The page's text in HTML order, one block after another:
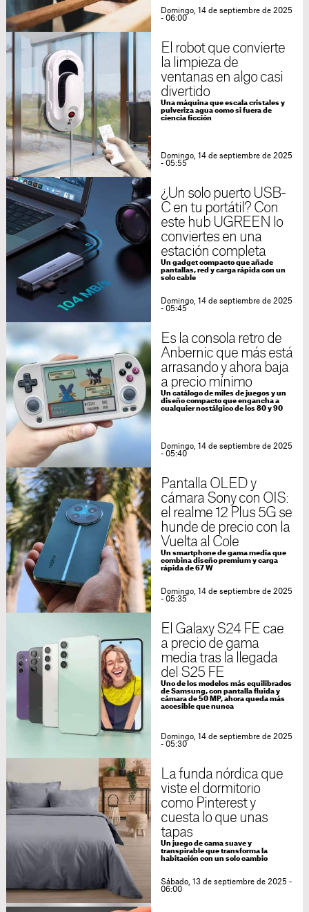
Domingo, 14 de septiembre de 2025
- 06:00
El robot que convierte
la limpieza de
ventanas en algo casi
divertido
Una máquina que escala cristales y
pulveriza agua como si fuera de
ciencia ficción
Domingo, 14 de septiembre de 2025
- 05:55
¿Un solo puerto USB-
C en tu portátil? Con
este hub UGREEN lo
conviertes en una
estación completa
Un gadget compacto que añade
pantallas, red y carga rápida con un
solo cable
Domingo, 14 de septiembre de 2025
- 05:45
Es la consola retro de
Anbernic que más está
arrasando y ahora baja
a precio mínimo
Un catálogo de miles de juegos y un
diseño compacto que engancha a
cualquier nostálgico de los 80 y 90
Domingo, 14 de septiembre de 2025
- 05:40
Pantalla OLED y
cámara Sony con OIS:
el realme 12 Plus 5G se
hunde de precio con la
Vuelta al Cole
Un smartphone de gama media que
combina diseño premium y carga
rápida de 67 W
Domingo, 14 de septiembre de 2025
- 05:35
El Galaxy S24 FE cae
a precio de gama
media tras la llegada
del S25 FE
Uno de los modelos más equilibrados
de Samsung, con pantalla fluida y
cámara de 50 MP, ahora queda más
accesible que nunca
Domingo, 14 de septiembre de 2025
- 05:30
La funda nórdica que
viste el dormitorio
como Pinterest y
cuesta lo que unas
tapas
Un juego de cama suave y
transpirable que transforma la
habitación con un solo cambio
Sábado, 13 de septiembre de 2025 -
06:00